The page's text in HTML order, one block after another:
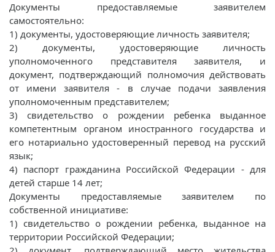
Документы предоставляемые заявителем
самостоятельно:
1) документы, удостоверяющие личность заявителя;
2) документы, удостоверяющие личность
уполномоченного представителя заявителя, и
документ, подтверждающий полномочия действовать
от имени заявителя - в случае подачи заявления
уполномоченным представителем;
3) свидетельство о рождении ребенка выданное
компетентным органом иностранного государства и
его нотариально удостоверенный перевод на русский
язык;
4) паспорт гражданина Российской Федерации - для
детей старше 14 лет;
Документы предоставляемые заявителем по
собственной инициативе:
1) свидетельство о рождении ребенка, выданное на
территории Российской Федерации;